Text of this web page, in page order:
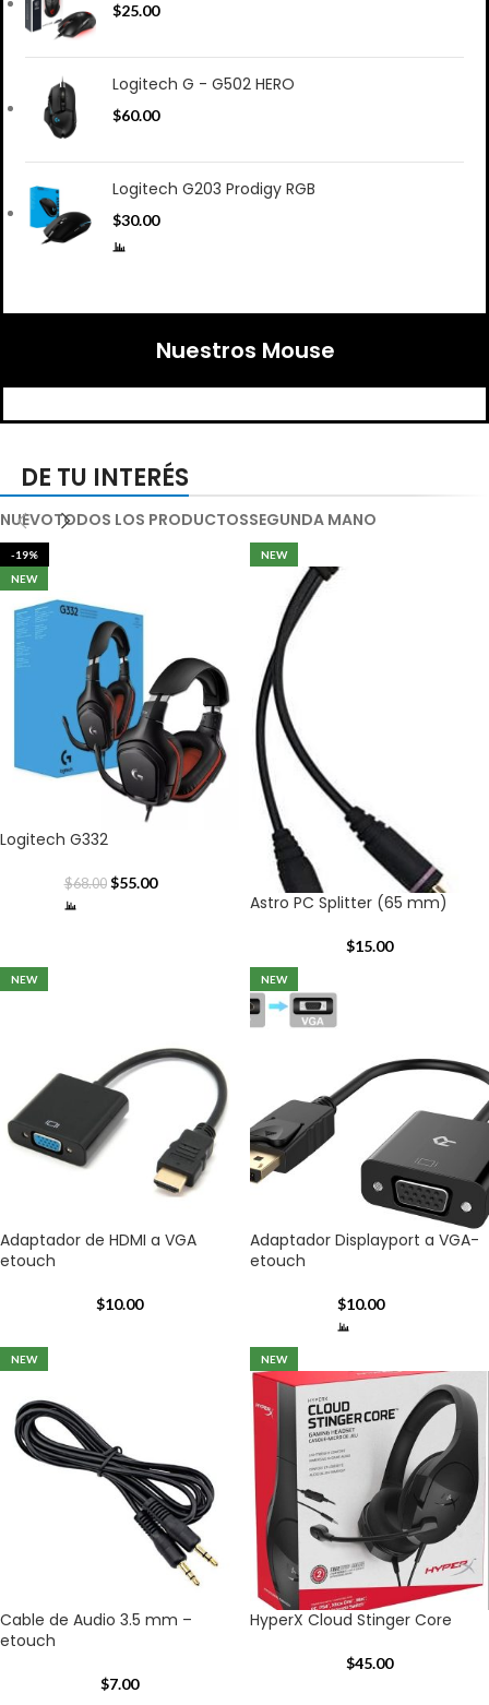
$25.00
Logitech G - G502 HERO
$60.00
Logitech G203 Prodigy RGB
$30.00
Nuestros Mouse
DE TU INTERÉS
NUEVOTODOS LOS PRODUCTOSSEGUNDA MANO
-19%
NEW
Logitech G332
$68.00 $55.00
NEW
Astro PC Splitter (65 mm)
$15.00
NEW
Adaptador de HDMI a VGA
etouch
$10.00
NEW
Adaptador Displayport a VGA-
etouch
$10.00
NEW
Cable de Audio 3.5 mm –
etouch
$7.00
NEW
HyperX Cloud Stinger Core
$45.00